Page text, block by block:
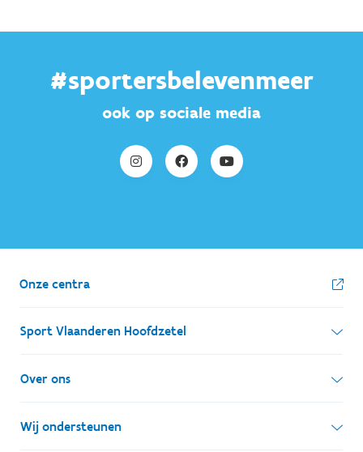
#sportersbelevenmeer
ook op sociale media
Onze centra
Sport Vlaanderen Hoofdzetel
Simon Bolivarlaan 17
1000 Brussel
Ondernemingsnummer: BE 0248.142.826
Over ons
Wie zijn we, wat doen we
Wij ondersteunen